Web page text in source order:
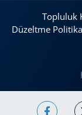
Topluluk
Düzeltme